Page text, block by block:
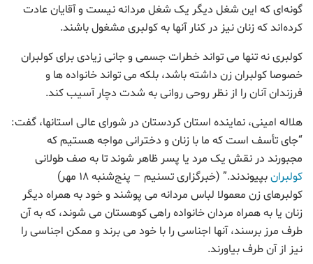
گونه‌ای که این شغل دیگر یک شغل مردانه نیست و آقایان عادت
کرده‌اند که زنان نیز در کنار آنها به کولبری مشغول باشند.
کولبری نه تنها می تواند خطرات جسمی و جانی زیادی برای کولبران
خصوصا کولبران زن داشته باشد، بلکه می تواند خانواده ها و
فرزندان آنان را از نظر روحی روانی به شدت دچار آسیب کند.
هلاله امینی، نماینده استان کردستان در شورای عالی استانها، گفت:
“جای تأسف است که ما با زنان و دخترانی مواجه هستیم که
مجبورند در نقش یک مرد یا پسر ظاهر شوند تا به صف طولانی
کولبرانبپیوندند.” (خبرگزاری تسنیم – پنج‌شنبه ۱۸ مهر)
کولبرهای زن معمولا لباس مردانه می پوشند و خود به همراه دیگر
زنان یا به همراه مردان خانواده راهی کوهستان می شوند، که به آن
طرف مرز برسند، آنها اجناسی را با خود می برند و ممکن اجناسی را
نیز از آن طرف بیاورند.